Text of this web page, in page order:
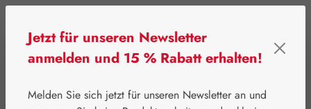
Jetzt für unseren Newsletter
anmelden und 15 % Rabatt erhalten!
Melden Sie sich jetzt für unseren Newsletter an und